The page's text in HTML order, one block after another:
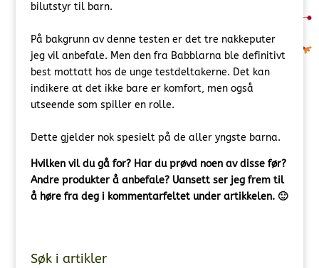
bilutstyr til barn.
På bakgrunn av denne testen er det tre nakkeputer
jeg vil anbefale. Men den fra Babblarna ble definitivt
best mottatt hos de unge testdeltakerne. Det kan
indikere at det ikke bare er komfort, men også
utseende som spiller en rolle.
Dette gjelder nok spesielt på de aller yngste barna.
Hvilken vil du gå for? Har du prøvd noen av disse før?
Andre produkter å anbefale? Uansett ser jeg frem til
å høre fra deg i kommentarfeltet under artikkelen. 🙂
Søk i artikler